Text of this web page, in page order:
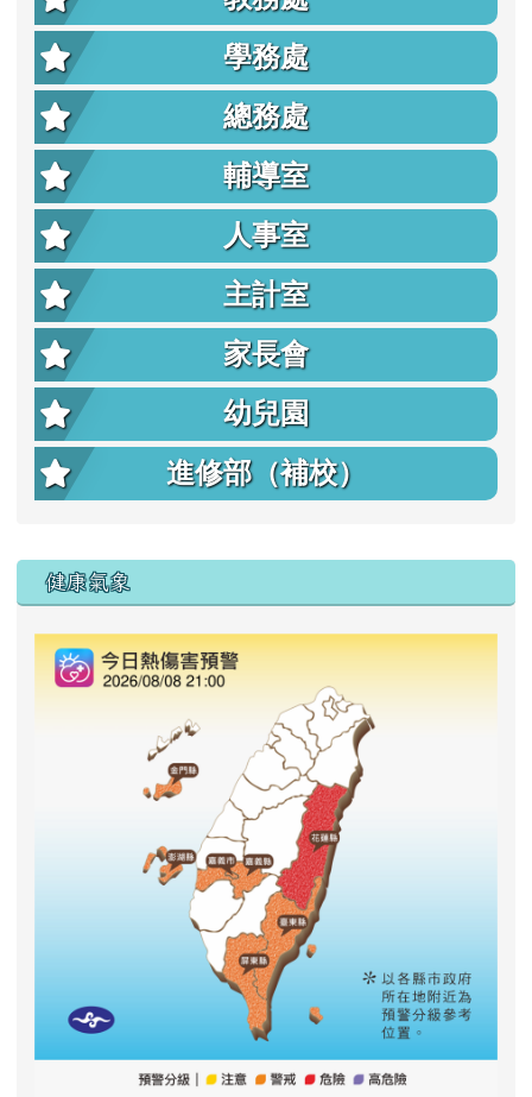
學務處
總務處
輔導室
人事室
主計室
家長會
幼兒園
進修部（補校）
右邊區域內容
健康氣象